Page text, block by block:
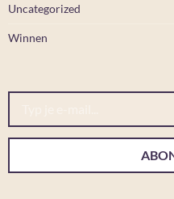
Uncategorized
Winnen
Typ je e-mail...